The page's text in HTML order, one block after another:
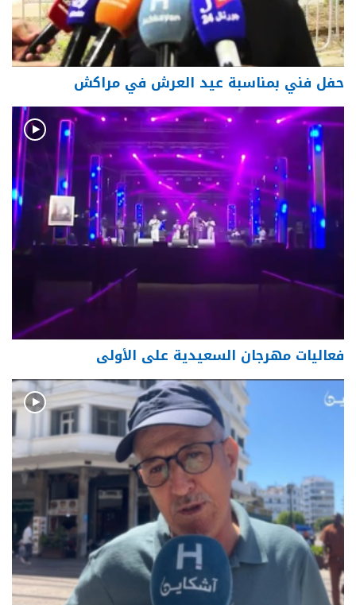
حفل فني بمناسبة عيد العرش في مراكش
فعاليات مهرجان السعيدية على الأولى